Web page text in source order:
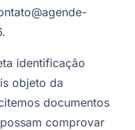
identificação
objeto da
documentos
comprovar